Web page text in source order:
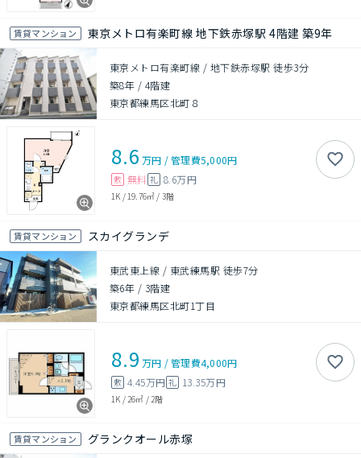
賃貸マンション 東京メトロ有楽町線 地下鉄赤塚駅 4階建 築9年
東京メトロ有楽町線 / 地下鉄赤塚駅 徒歩3分
築8年 / 4階建
東京都練馬区北町８
8.6 万円 /管理費5,000円
敷 無料 礼 8.6万円
1K / 19.76㎡ / 3階
賃貸マンション スカイグランデ
東武東上線 / 東武練馬駅 徒歩7分
築6年 / 3階建
東京都練馬区北町1丁目
8.9 万円 /管理費4,000円
敷 4.45万円 礼 13.35万円
1K / 26㎡ / 2階
賃貸マンション グランクオール赤塚